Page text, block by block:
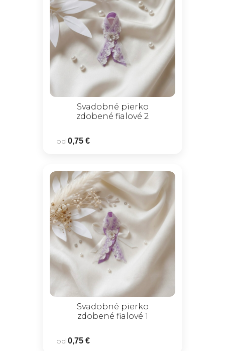
Svadobné pierko
zdobené fialové 2
od 0,75 €
Svadobné pierko
zdobené fialové 1
od 0,75 €